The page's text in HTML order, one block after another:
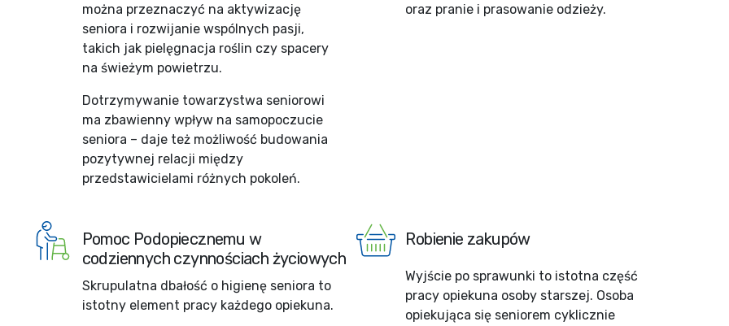
można przeznaczyć na aktywizację
seniora i rozwijanie wspólnych pasji,
takich jak pielęgnacja roślin czy spacery
na świeżym powietrzu.
Dotrzymywanie towarzystwa seniorowi
ma zbawienny wpływ na samopoczucie
seniora – daje też możliwość budowania
pozytywnej relacji między
przedstawicielami różnych pokoleń.
oraz pranie i prasowanie odzieży.
Pomoc Podopiecznemu w
codziennych czynnościach życiowych
Skrupulatna dbałość o higienę seniora to
istotny element pracy każdego opiekuna.
Robienie zakupów
Wyjście po sprawunki to istotna część
pracy opiekuna osoby starszej. Osoba
opiekująca się seniorem cyklicznie